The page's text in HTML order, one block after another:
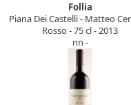
Follia
Piana Dei Castelli - Matteo
Rosso - 75 cl - 2013
nn -